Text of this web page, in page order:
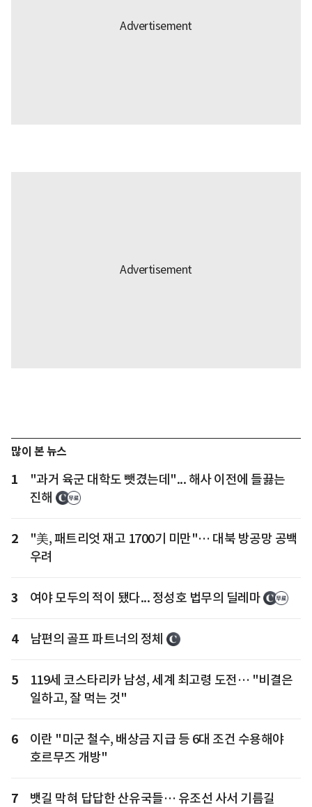
많이 본 뉴스
1
"과거 육군 대학도 뺏겼는데"... 해사 이전에 들끓는
진해
2
"美, 패트리엇 재고 1700기 미만"… 대북 방공망 공백
우려
3 여야 모두의 적이 됐다... 정성호 법무의 딜레마
4 남편의 골프 파트너의 정체
5
119세 코스타리카 남성, 세계 최고령 도전… "비결은
일하고, 잘 먹는 것"
6
이란 "미군 철수, 배상금 지급 등 6대 조건 수용해야
호르무즈 개방"
7
뱃길 막혀 답답한 산유국들… 유조선 사서 기름길